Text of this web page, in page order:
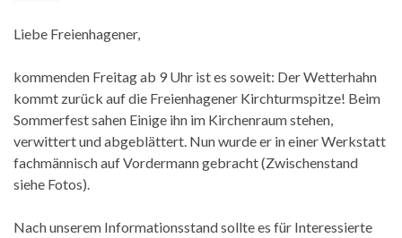
Liebe Freienhagener,
kommenden Freitag ab 9 Uhr ist es soweit: Der Wetterhahn
kommt zurück auf die Freienhagener Kirchturmspitze! Beim
Sommerfest sahen Einige ihn im Kirchenraum stehen,
verwittert und abgeblättert. Nun wurde er in einer Werkstatt
fachmännisch auf Vordermann gebracht (Zwischenstand
siehe Fotos).
Nach unserem Informationsstand sollte es für Interessierte